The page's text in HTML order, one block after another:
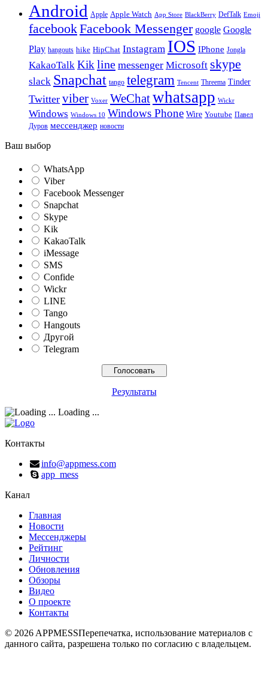
Android Apple Apple Watch App Store BlackBerry DefTalk Emoji
facebookFacebook Messenger google Google
Play hangouts hike HipChat Instagram IOS IPhone Jongla
KakaoTalk Kik line messenger Microsoft skype
slack Snapchat tango telegram Tencent Threema Tinder
Twitter viber Voxer WeChatwhatsapp Wickr
Windows Windows 10 Windows Phone Wire Youtube Павел
Дуров мессенджер новости
Ваш выбор
WhatsApp
Viber
Facebook Messenger
Snapchat
Skype
Kik
KakaoTalk
iMessage
SMS
Confide
Wickr
LINE
Tango
Hangouts
Другой
Telegram
Результаты
Loading ...
Контакты
info@appmess.com
app_mess
Канал
Главная
Новости
Мессенджеры
Рейтинг
Личности
Обновления
Обзоры
Видео
О проекте
Контакты
© 2026 APPMESSПерепечатка, использование материалов с
данного сайта, разрешена только по согласию с владельцем.